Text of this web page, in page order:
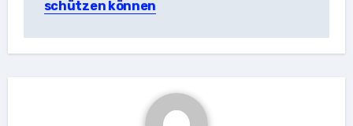
schützen können